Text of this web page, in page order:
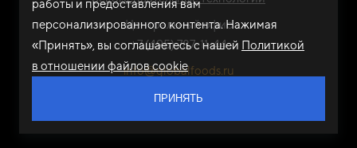
Центральный офис
+7 (495) 787-11-44
info@globalfoods.ru
работы и предоставления вам
персонализированного контента. Нажимая
«Принять», вы соглашаетесь с нашей Политикой
в отношении файлов cookie
ПРИНЯТЬ